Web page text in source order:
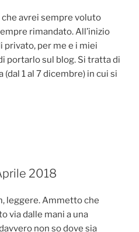
avrei sempre voluto
rimandato. All’inizio
privato, per me e i miei
portarlo sul blog. Si tratta di
1 al 7 dicembre) in cui si
2018
leggere. Ammetto che
via dalle mani a una
non so dove sia